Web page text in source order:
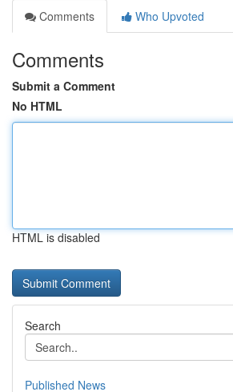
Comments
Who Upvoted
Comments
Submit a Comment
No HTML
HTML is disabled
Search
Published News